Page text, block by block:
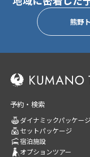
熊野
予約・検索
ダイナミックパッケージ
セットパッケージ
宿泊施設
オプションツアー